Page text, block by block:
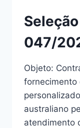
047/
Objeto:
australiano
atendimento